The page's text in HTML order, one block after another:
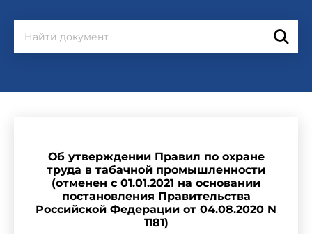
Об утверждении Правил по охране
труда в табачной промышленности
(отменен с 01.01.2021 на основании
постановления Правительства
Российской Федерации от 04.08.2020 N
1181)